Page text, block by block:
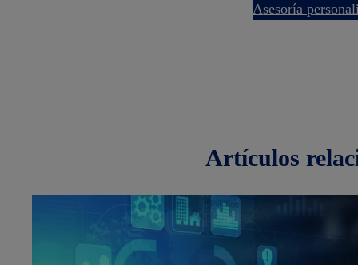
asesoría
artículos